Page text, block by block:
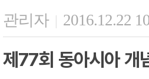
관리자 | 2016.12.22
제77회 동아시아 개